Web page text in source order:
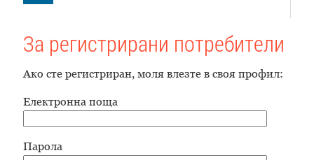
За регистрирани потребители
Ако сте регистриран, моля влезте в своя профил:
Електронна поща
Парола